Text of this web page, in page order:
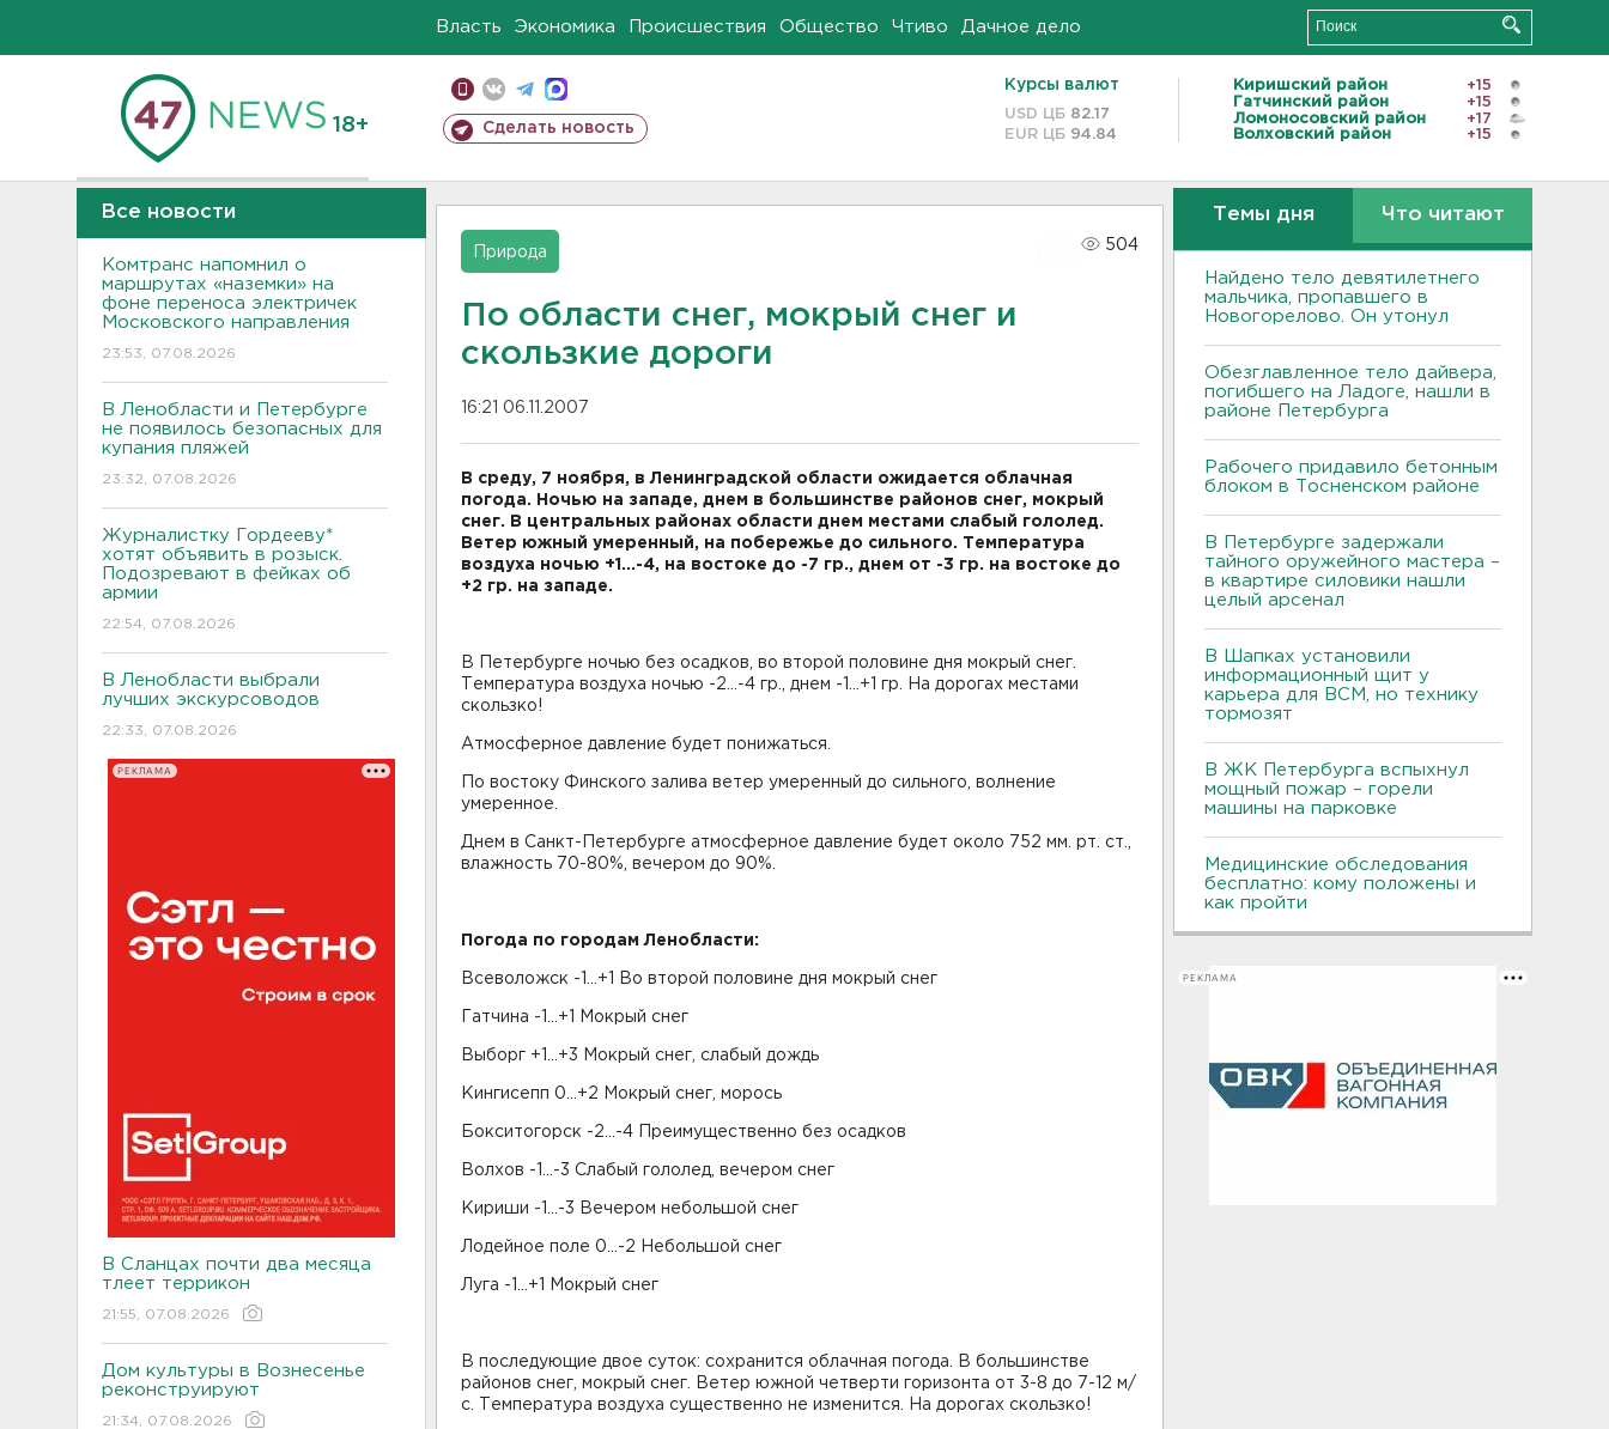
Власть Экономика Происшествия Общество Чтиво Дачное дело
18+ Сделать новость
Курсы валют
USD ЦБ 82.17
EUR ЦБ 94.84
Киришский район
+15
Гатчинский район
+15
Ломоносовский район
+17
Волховский район
+15
Все новости
Комтранс напомнил о
маршрутах «наземки» на
фоне переноса электричек
Московского направления
23:53, 07.08.2026
В Ленобласти и Петербурге
не появилось безопасных для
купания пляжей
23:32, 07.08.2026
Журналистку Гордееву*
хотят объявить в розыск.
Подозревают в фейках об
армии
22:54, 07.08.2026
В Ленобласти выбрали
лучших экскурсоводов
22:33, 07.08.2026
РЕКЛАМА
В Сланцах почти два месяца
тлеет террикон
21:55, 07.08.2026
Дом культуры в Вознесенье
реконструируют
21:34, 07.08.2026
Природа
504
По области снег, мокрый снег и
скользкие дороги
16:21 06.11.2007
В среду, 7 ноября, в Ленинградской области ожидается облачная
погода. Ночью на западе, днем в большинстве районов снег, мокрый
снег. В центральных районах области днем местами слабый гололед.
Ветер южный умеренный, на побережье до сильного. Температура
воздуха ночью +1...-4, на востоке до -7 гр., днем от -3 гр. на востоке до
+2 гр. на западе.
В Петербурге ночью без осадков, во второй половине дня мокрый снег.
Температура воздуха ночью -2...-4 гр., днем -1...+1 гр. На дорогах местами
скользко!
Атмосферное давление будет понижаться.
По востоку Финского залива ветер умеренный до сильного, волнение
умеренное.
Днем в Санкт-Петербурге атмосферное давление будет около 752 мм. рт. ст.,
влажность 70-80%, вечером до 90%.
Погода по городам Ленобласти:
Всеволожск -1...+1 Во второй половине дня мокрый снег
Гатчина -1...+1 Мокрый снег
Выборг +1...+3 Мокрый снег, слабый дождь
Кингисепп 0...+2 Мокрый снег, морось
Бокситогорск -2...-4 Преимущественно без осадков
Волхов -1...-3 Слабый гололед, вечером снег
Кириши -1...-3 Вечером небольшой снег
Лодейное поле 0...-2 Небольшой снег
Луга -1...+1 Мокрый снег
В последующие двое суток: сохранится облачная погода. В большинстве
районов снег, мокрый снег. Ветер южной четверти горизонта от 3-8 до 7-12 м/
с. Температура воздуха существенно не изменится. На дорогах скользко!
Темы дня Что читают
Найдено тело девятилетнего
мальчика, пропавшего в
Новогорелово. Он утонул
Обезглавленное тело дайвера,
погибшего на Ладоге, нашли в
районе Петербурга
Рабочего придавило бетонным
блоком в Тосненском районе
В Петербурге задержали
тайного оружейного мастера –
в квартире силовики нашли
целый арсенал
В Шапках установили
информационный щит у
карьера для ВСМ, но технику
тормозят
В ЖК Петербурга вспыхнул
мощный пожар – горели
машины на парковке
Медицинские обследования
бесплатно: кому положены и
как пройти
РЕКЛАМА